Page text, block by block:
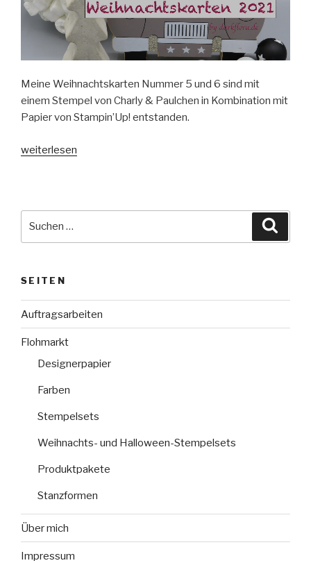
Meine Weihnachtskarten Nummer 5 und 6 sind mit
einem Stempel von Charly & Paulchen in Kombination mit
Papier von Stampin’Up! entstanden.
„Weihnachtskarten
weiterlesen
SEITEN
Auftragsarbeiten
Flohmarkt
Designerpapier
Farben
Stempelsets
Weihnachts- und Halloween-Stempelsets
Produktpakete
Stanzformen
Über mich
Impressum